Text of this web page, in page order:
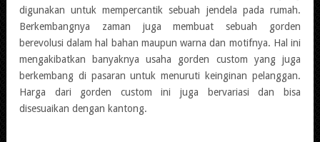
digunakan untuk mempercantik sebuah jendela pada rumah.
Berkembangnya zaman juga membuat sebuah gorden
berevolusi dalam hal bahan maupun warna dan motifnya. Hal ini
mengakibatkan banyaknya usaha gorden custom yang juga
berkembang di pasaran untuk menuruti keinginan pelanggan.
Harga dari gorden custom ini juga bervariasi dan bisa
disesuaikan dengan kantong.